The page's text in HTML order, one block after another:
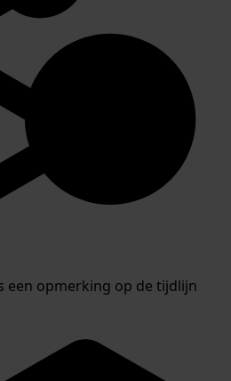
een opmerking op de tijdlijn